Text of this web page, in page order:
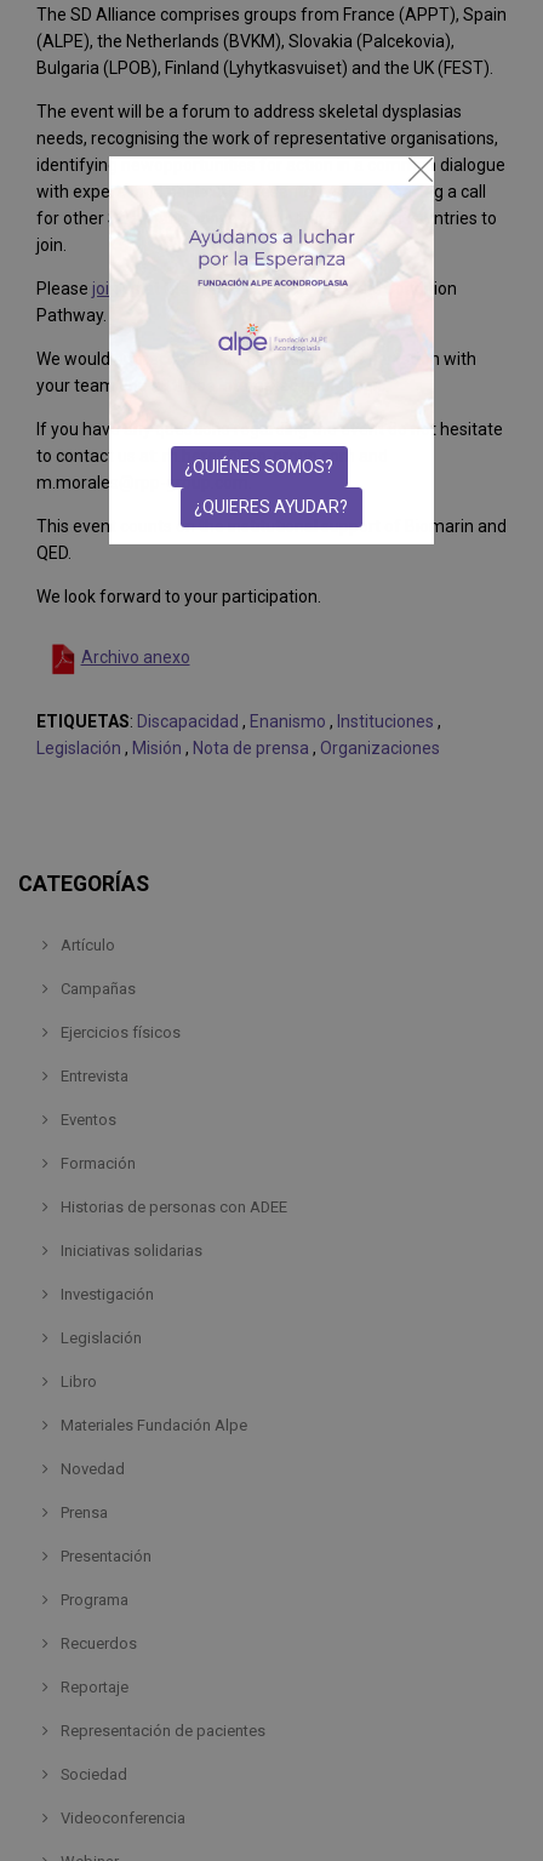
The SD Alliance comprises groups from France (APPT), Spain
(ALPE), the Netherlands (BVKM), Slovakia (Palcekovia),
Bulgaria (LPOB), Finland (Lyhytkasvuiset) and the UK (FEST).
The event will be a forum to address skeletal dysplasias
needs, recognising the work of representative organisations,
identifying newopportunities for action in a common dialogue
with experts and political representatives and making a call
for other SD organisations from other European countries to
join.
Please join us
at the presentation of the Ideal Condition
Pathway.
We would appreciate if you could share this invitation with
your team and all those interested in the topic.
If you have any questions regarding the event do not hesitate
to contact us at: m.heras@rpp-group.com and
m.morales@rpp-group.com.
This event counts on the institutional support of Biomarin and
QED.
We look forward to your participation.
Archivo anexo
ETIQUETAS: Discapacidad , Enanismo , Instituciones ,
Legislación , Misión , Nota de prensa , Organizaciones
CATEGORÍAS
Artículo
Campañas
Ejercicios físicos
Entrevista
Eventos
Formación
Historias de personas con ADEE
Iniciativas solidarias
Investigación
Legislación
Libro
Materiales Fundación Alpe
Novedad
Prensa
Presentación
Programa
Recuerdos
Reportaje
Representación de pacientes
Sociedad
Videoconferencia
¿QUIÉNES SOMOS?
¿QUIERES AYUDAR?